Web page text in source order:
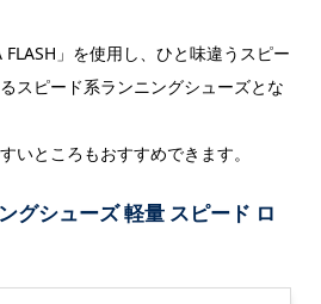
」を使用し、ひと味違うスピー
スピード系ランニングシューズとな
いところもおすすめできます。
グシューズ 軽量 スピード ロ